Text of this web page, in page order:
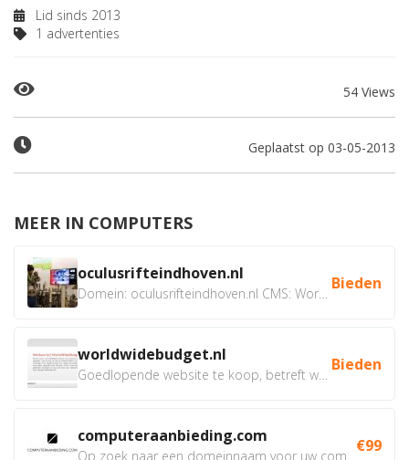
Lid sinds 2013
1 advertenties
54 Views
Geplaatst op 03-05-2013
MEER IN COMPUTERS
oculusrifteindhoven.nl Bieden
worldwidebudget.nl Bieden
computeraanbieding.com €99